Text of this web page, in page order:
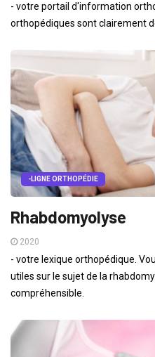
- votre portail d'information
orthopédiques sont clairement
-LIGNE ORTHOPÉDIE
Rhabdomyolyse
2020
- votre lexique orthopédique.
utiles sur le sujet de la
compréhensible.